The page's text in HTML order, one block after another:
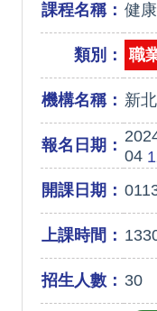
課程名稱： 健
類別： 職
機構名稱： 新
報名日期：
04
開課日期：
上課時間：
招生人數： 30